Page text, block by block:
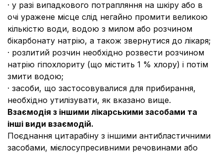
· у разі випадкового потрапляння на шкіру або в
очі уражене місце слід негайно промити великою
кількістю води, водою з милом або розчином
бікарбонату натрію, а також звернутися до лікаря;
· розлитий розчин необхідно розвести розчином
натрію гіпохлориту (що містить 1 % хлору) і потім
змити водою;
· засоби, що застосовувалися для прибирання,
необхідно утилізувати, як вказано вище.
Взаємодія з іншими лікарськими засобами та
інші види взаємодій.
Поєднання цитарабіну з іншими антибластичними
засобами, мієлосупресивними речовинами або